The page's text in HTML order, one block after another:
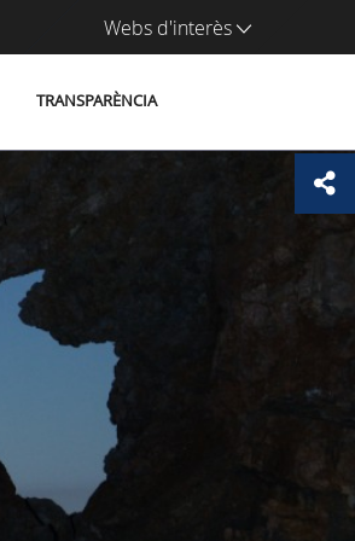
Webs d'interès
TRANSPARÈNCIA